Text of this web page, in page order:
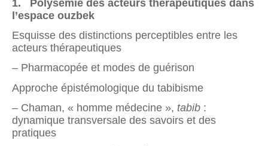
1.
Polysémie des acteurs thérapeutiques dans
l’espace ouzbek
Esquisse des distinctions perceptibles entre les
acteurs thérapeutiques
– Pharmacopée et modes de guérison
Approche épistémologique du tabibisme
– Chaman, « homme médecine », tabib :
dynamique transversale des savoirs et des
pratiques